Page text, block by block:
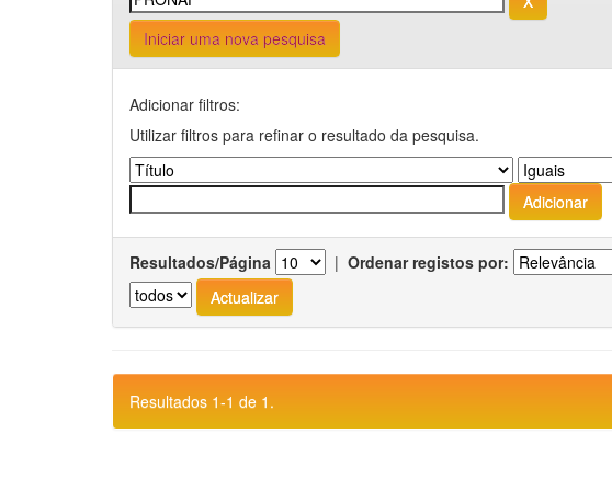
Iniciar uma nova pesquisa
Adicionar filtros:
Utilizar filtros para refinar o resultado da pesquisa.
Resultados/Página | Ordenar registos por:
Resultados 1-1 de 1.